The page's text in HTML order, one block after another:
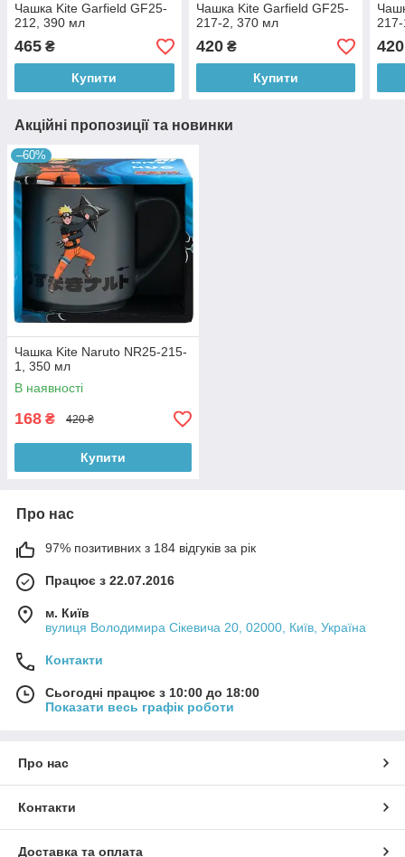
Чашка Kite Garfield GF25-
212, 390 мл
465 ₴
Купити
Чашка Kite Garfield GF25-
217-2, 370 мл
420₴
Купити
420
Акційні пропозиції та новинки
–60%
Чашка Kite Naruto NR25-215-
1, 350 мл
В наявності
168 ₴ 420 ₴
Купити
Про нас
97% позитивних з 184 відгуків за рік
Працює з 22.07.2016
м. Київ
вулиця Володимира Сікевича 20, 02000, Київ, Україна
Контакти
Сьогодні працює з 10:00 до 18:00
Показати весь графік роботи
Про нас
Контакти
Доставка та оплата